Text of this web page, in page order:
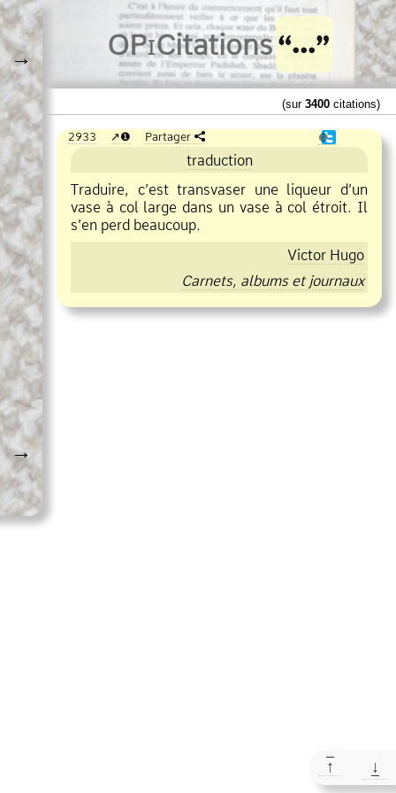
→
→
OPiCitations
(sur 3400 citations)
2933 ❶ Partager ❶
traduction
Traduire, c’est transvaser une liqueur d’un
vase à col large dans un vase à col étroit. Il
s’en perd beaucoup.
Victor Hugo
Carnets, albums et journaux
↑ ↓